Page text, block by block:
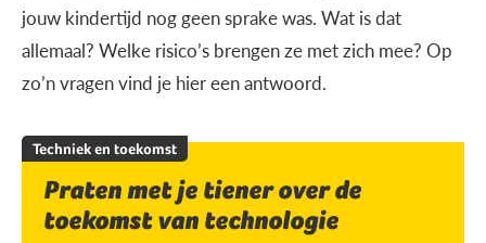
jouw kindertijd nog geen sprake was. Wat is dat
allemaal? Welke risico’s brengen ze met zich mee? Op
zo’n vragen vind je hier een antwoord.
Techniek en toekomst
Praten met je tiener over de
toekomst van technologie